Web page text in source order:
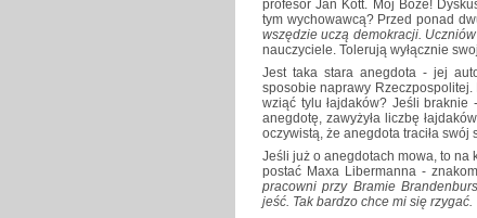
profesor Jan Kott. Mój Boże!
tym wychowawcą? Przed ponad
wszędzie uczą demokracji.
nauczyciele. Tolerują wyłącznie
Jest taka stara anegdota - jej
sposobie naprawy Rzeczpospolitej.
wziąć tylu łajdaków? Jeśli braknie
anegdotę, zawyżyła liczbę
oczywistą, że anegdota traciła swój
Jeśli już o anegdotach mowa, to na
postać Maxa Libermanna -
pracowni przy Bramie
jeść. Tak bardzo chce mi się rzygać.